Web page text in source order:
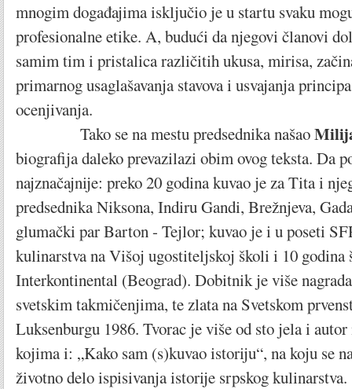
mnogim događajima isključio je u startu svaku
profesionalne etike. A, budući da njegovi članovi
samim tim i pristalica različitih ukusa, mirisa,
primarnog usaglašavanja stavova i usvajanja
ocenjivanja.
Tako se na mestu predsednika našao
biografija daleko prevazilazi obim ovog teksta. Da
najznačajnije: preko 20 godina kuvao je za Tita i
predsednika Niksona, Indiru Gandi, Brežnjeva,
glumački par Barton - Tejlor; kuvao je i u poseti
kulinarstva na Višoj ugostiteljskoj školi i 10 godina
Interkontinental (Beograd). Dobitnik je više
svetskim takmičenjima, te zlata na Svetskom
Luksenburgu 1986. Tvorac je više od sto jela i
kojima i: „Kako sam (s)kuvao istoriju“, na koju se
životno delo ispisivanja istorije srpskog kulinarstva.